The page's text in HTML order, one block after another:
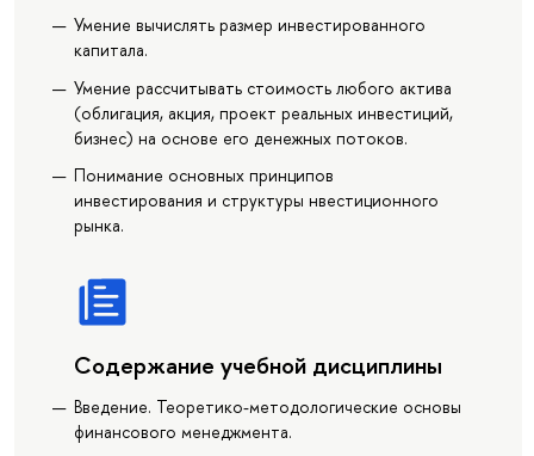
Умение вычислять размер инвестированного
капитала.
Умение рассчитывать стоимость любого актива
(облигация, акция, проект реальных инвестиций,
бизнес) на основе его денежных потоков.
Понимание основных принципов
инвестирования и структуры нвестиционного
рынка.
Содержание учебной дисциплины
Введение. Теоретико-методологические основы
финансового менеджмента.